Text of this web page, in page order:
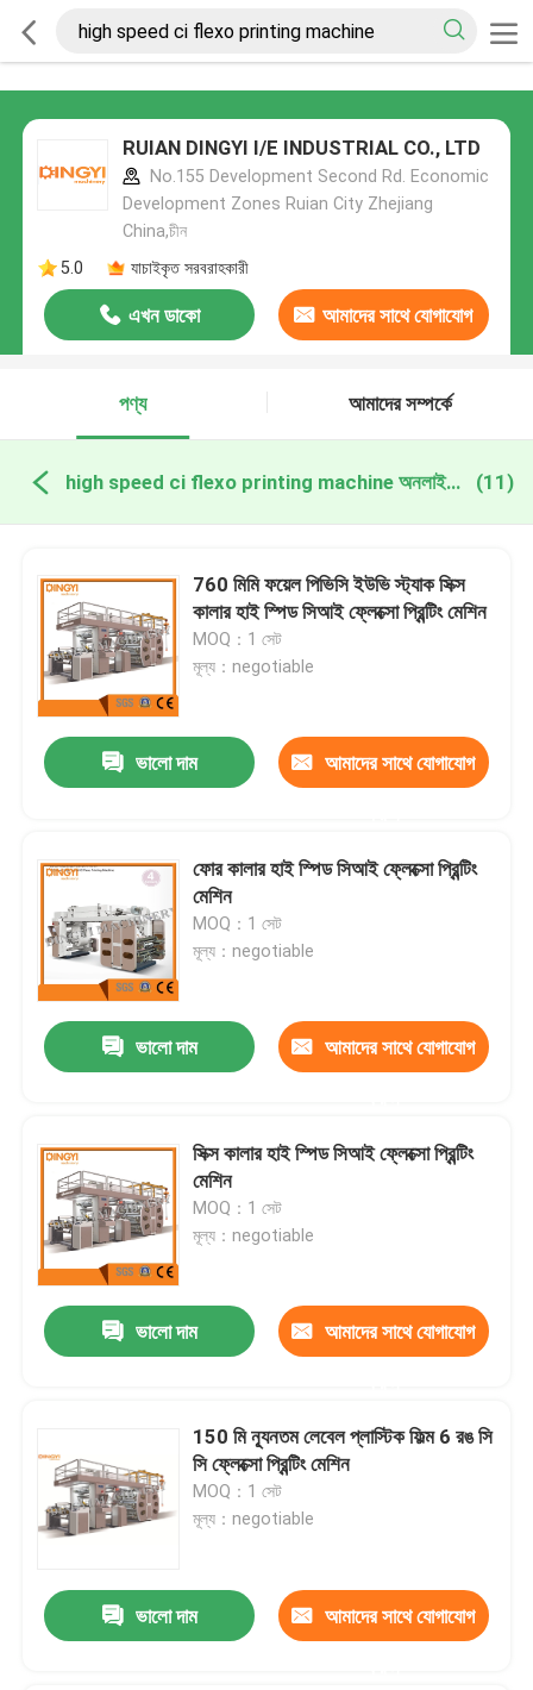
RUIAN DINGYI I/E INDUSTRIAL CO., LTD
No.155 Development Second Rd. Economic
Development Zones Ruian City Zhejiang
China,চীন
5.0
যাচাইকৃত সরবরাহকারী
এখন ডাকো আমাদের সাথে যোগাযোগ
পণ্য
আমাদের সম্পর্কে
high speed ci flexo printing machine অনলাইন উত্পাদন (11)
760 মিমি ফয়েল পিভিসি ইউভি স্ট্যাক সিক্স
কালার হাই স্পিড সিআই ফ্লেক্সো প্রিন্টিং মেশিন
MOQ：1 সেট
মূল্য：negotiable
ভালো দাম আমাদের সাথে যোগাযোগ
ফোর কালার হাই স্পিড সিআই ফ্লেক্সো প্রিন্টিং
মেশিন
MOQ：1 সেট
মূল্য：negotiable
ভালো দাম আমাদের সাথে যোগাযোগ
সিক্স কালার হাই স্পিড সিআই ফ্লেক্সো প্রিন্টিং
মেশিন
MOQ：1 সেট
মূল্য：negotiable
ভালো দাম আমাদের সাথে যোগাযোগ
150 মি ন্যূনতম লেবেল প্লাস্টিক ফিল্ম 6 রঙ সি
সি ফ্লেক্সো প্রিন্টিং মেশিন
MOQ：1 সেট
মূল্য：negotiable
ভালো দাম আমাদের সাথে যোগাযোগ